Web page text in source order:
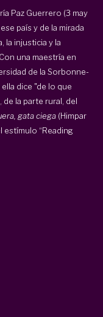
Paz Guerrero (3 may
país y de la mirada
la injusticia y la
una maestría en
de la Sorbonne-
dice "de lo que
de la parte rural, del
gata ciega (Himpar
estímulo “Reading